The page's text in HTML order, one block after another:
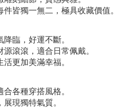
皆獨一無二，極具收藏價值。
降臨，好運不斷。
滾滾，適合日常佩戴。
更加美滿幸福。
各種穿搭風格。
現獨特氣質。